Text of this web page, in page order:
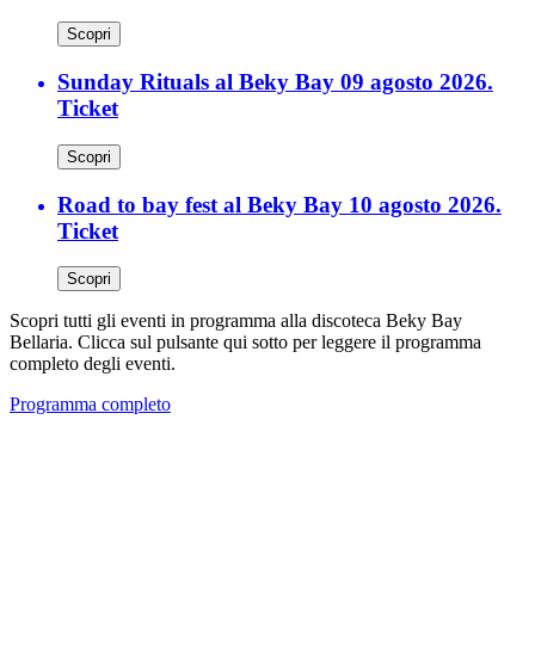
Scopri
Sunday Rituals al Beky Bay 09 agosto 2026.
Ticket
Scopri
Road to bay fest al Beky Bay 10 agosto 2026.
Ticket
Scopri
Scopri tutti gli eventi in programma alla discoteca Beky Bay
Bellaria. Clicca sul pulsante qui sotto per leggere il programma
completo degli eventi.
Programma completo